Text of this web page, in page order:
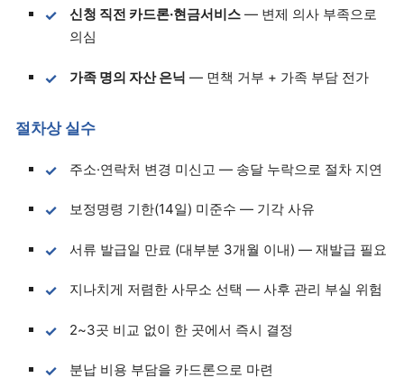
신청 직전 카드론·현금서비스 — 변제 의사 부족으로
의심
가족 명의 자산 은닉 — 면책 거부 + 가족 부담 전가
절차상 실수
주소·연락처 변경 미신고 — 송달 누락으로 절차 지연
보정명령 기한(14일) 미준수 — 기각 사유
서류 발급일 만료 (대부분 3개월 이내) — 재발급 필요
지나치게 저렴한 사무소 선택 — 사후 관리 부실 위험
2~3곳 비교 없이 한 곳에서 즉시 결정
분납 비용 부담을 카드론으로 마련